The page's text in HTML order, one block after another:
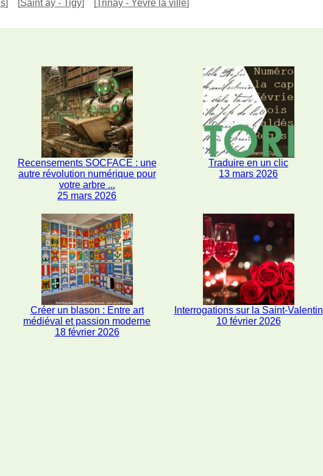
] [Saint ay - Tigy] [Trinay - Yevre la ville]
Recensements SOCFACE : une
autre révolution numérique pour
votre arbre ...
25 mars 2026
Traduire en un clic
13 mars 2026
Créer un blason : Entre art
médiéval et passion moderne
18 février 2026
Interrogations sur la Saint-Valentin
10 février 2026